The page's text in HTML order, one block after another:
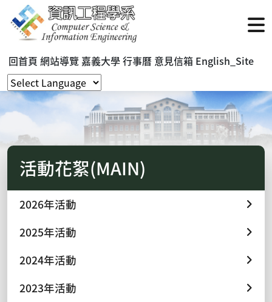
回首頁 網站導覽 嘉義大學行事曆 意見信箱 English_Site
活動花絮(MAIN)
2026年活動
2025年活動
2024年活動
2023年活動